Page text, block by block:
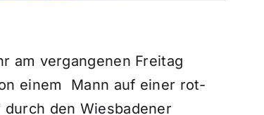
am vergangenen Freitag
einem Mann auf einer rot-
den Wiesbadener